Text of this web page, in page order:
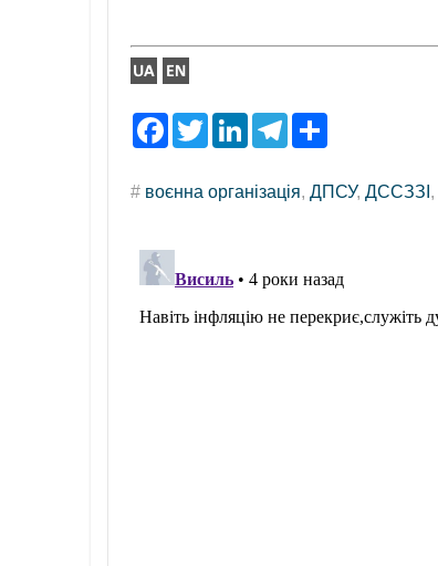
F
a
b
k
T
w
t
L
e
T
g
e
# воєнна організація, ДПСУ, ДССЗЗІ,